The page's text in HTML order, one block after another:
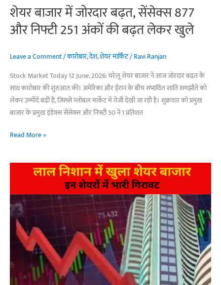
खुलासा
शेयर बाजार में जोरदार बढ़त, सेंसेक्स 877
और निफ्टी 251 अंकों की बढ़त लेकर खुले
Leave a Comment/कारोबार,देश,शेयर मार्किट/Ravi Ranjan
Stock Market Today 12 June, 2026: घरेलू शेयर बाजार ने आज जोरदार बढ़त के
साथ कारोबार की शुरुआत की। अमेरिका और ईरान के बीच संभावित शांति समझौते को
लेकर उम्मीदें बढ़ीं हैं, जिससे ग्लोबल मार्केट में तेजी देखी जा रही है। शुक्रवार को प्रमुख
बाजार के प्रमुख इंडेक्स सेंसेक्स और निफ्टी 50 ने 1 प्रतिशत
शेयर
में
सेंसेक्स
877
और
निफ्टी
की
Read More »